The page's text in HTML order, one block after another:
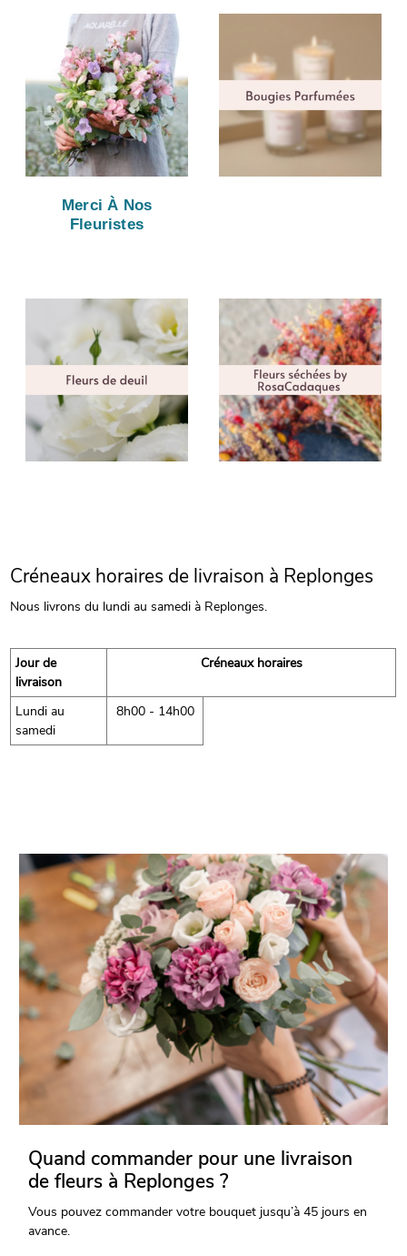
Merci À Nos
Fleuristes
Créneaux horaires de livraison à Replonges
Nous livrons du lundi au samedi à Replonges.
Jour de
livraison
Créneaux horaires
Lundi au
samedi
8h00 - 14h00
Quand commander pour une livraison
de fleurs à Replonges ?
Vous pouvez commander votre bouquet jusqu’à 45 jours en
avance.